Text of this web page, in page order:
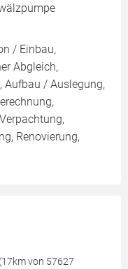
/ Einbau,
Abgleich,
Aufbau / Auslegung,
Renovierung,
von 57627